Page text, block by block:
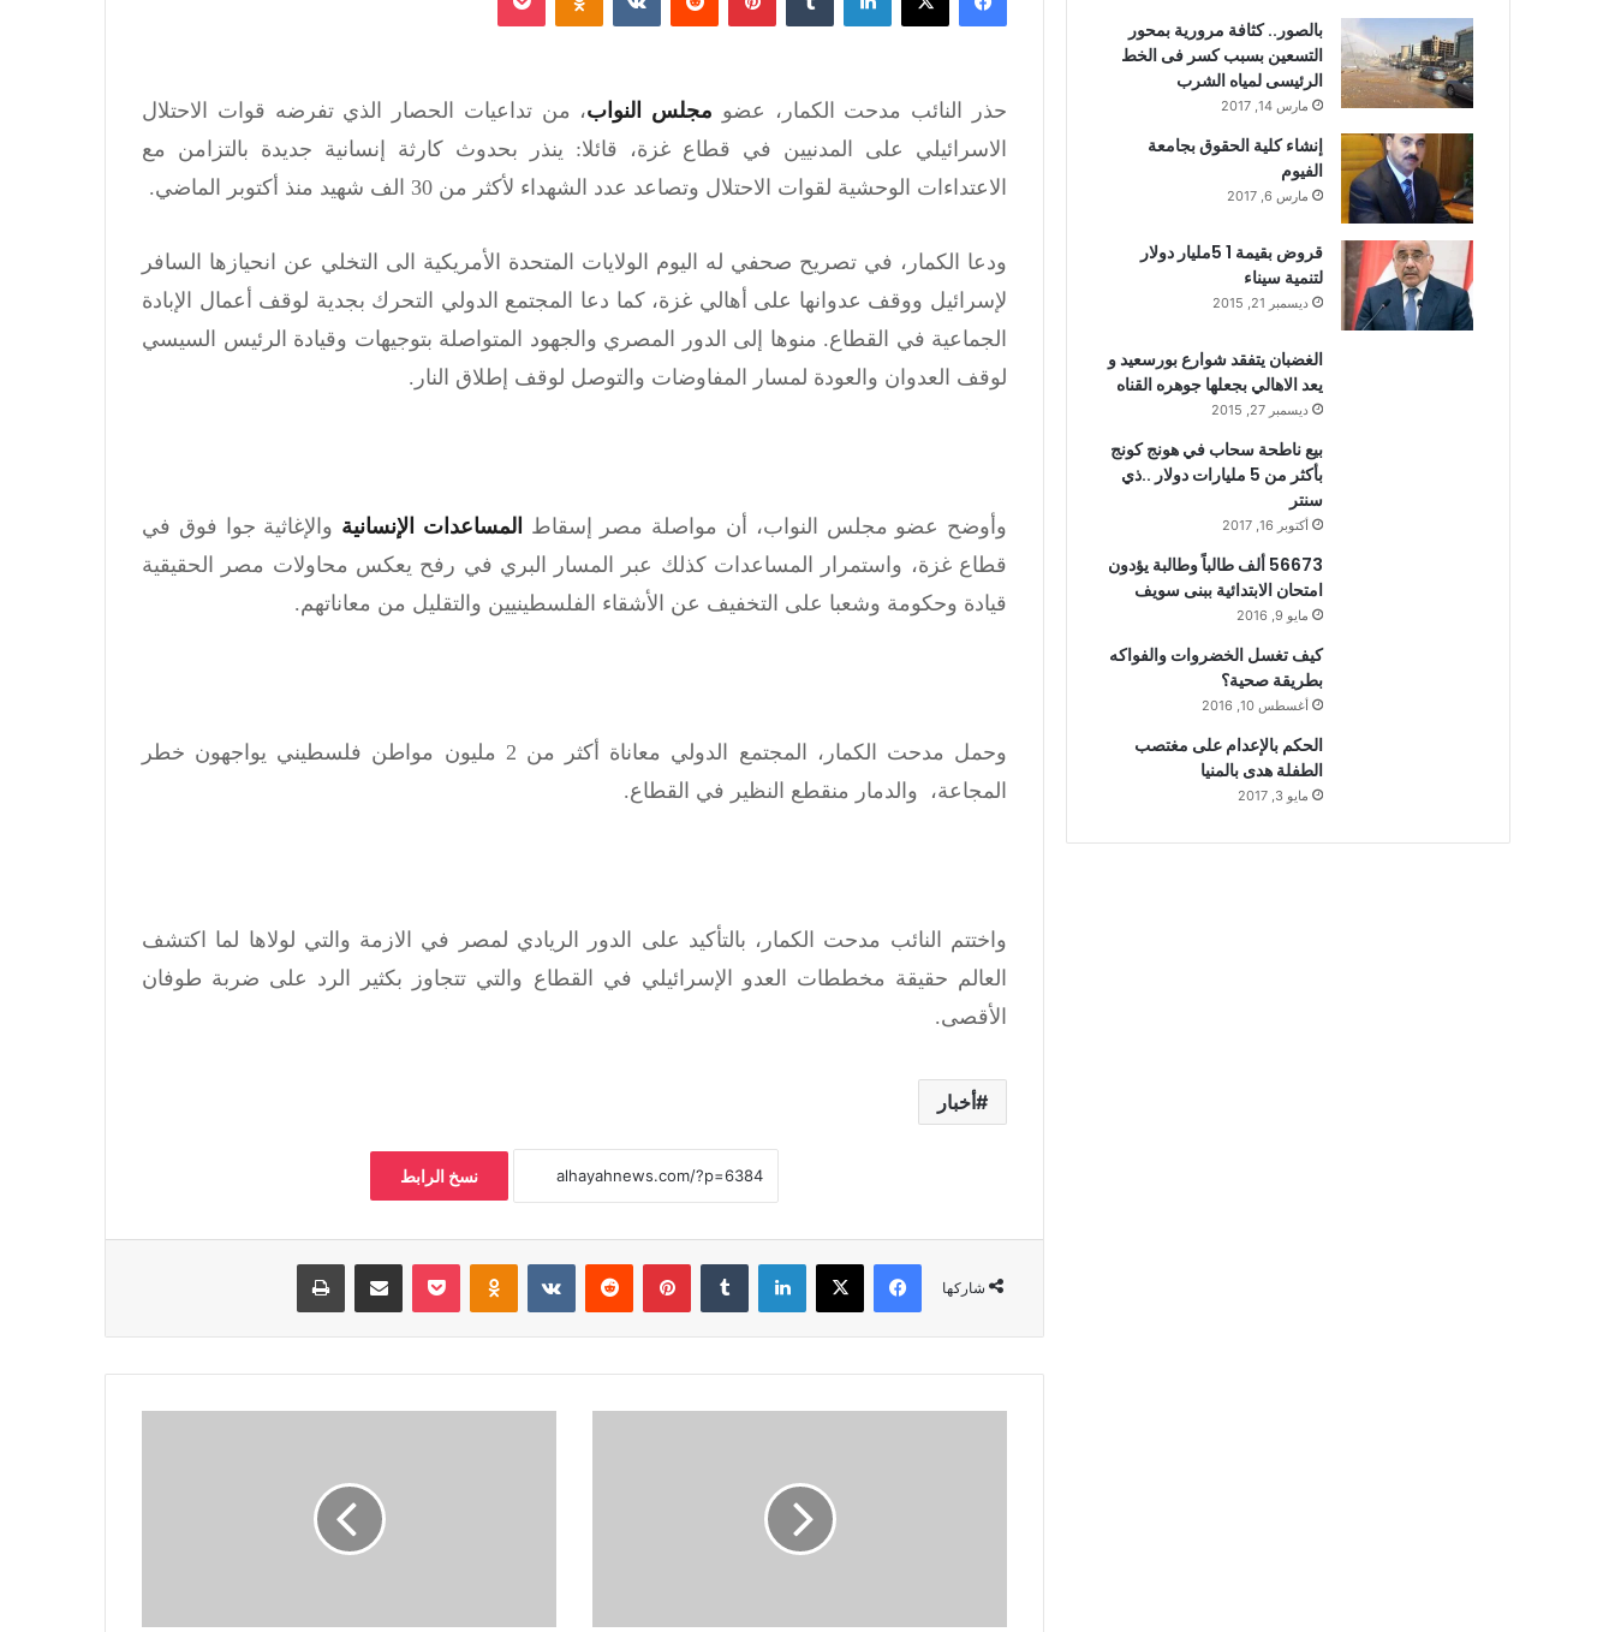
حذر النائب مدحت الكمار، عضو مجلس النواب، من تداعيات الحصار الذي تفرضه قوات الاحتلال
الاسرائيلي على المدنيين في قطاع غزة، قائلا: ينذر بحدوث كارثة إنسانية جديدة بالتزامن مع
الاعتداءات الوحشية لقوات الاحتلال وتصاعد عدد الشهداء لأكثر من 30 الف شهيد منذ أكتوبر الماضي.
ودعا الكمار، في تصريح صحفي له اليوم الولايات المتحدة الأمريكية الى التخلي عن انحيازها السافر
لإسرائيل ووقف عدوانها على أهالي غزة، كما دعا المجتمع الدولي التحرك بجدية لوقف أعمال الإبادة
الجماعية في القطاع. منوها إلى الدور المصري والجهود المتواصلة بتوجيهات وقيادة الرئيس السيسي
لوقف العدوان والعودة لمسار المفاوضات والتوصل لوقف إطلاق النار.
وأوضح عضو مجلس النواب، أن مواصلة مصر إسقاط المساعدات الإنسانية والإغاثية جوا فوق في
قطاع غزة، واستمرار المساعدات كذلك عبر المسار البري في رفح يعكس محاولات مصر الحقيقية
قيادة وحكومة وشعبا على التخفيف عن الأشقاء الفلسطينيين والتقليل من معاناتهم.
وحمل مدحت الكمار، المجتمع الدولي معاناة أكثر من 2 مليون مواطن فلسطيني يواجهون خطر
المجاعة، والدمار منقطع النظير في القطاع.
واختتم النائب مدحت الكمار، بالتأكيد على الدور الريادي لمصر في الازمة والتي لولاها لما اكتشف
العالم حقيقة مخططات العدو الإسرائيلي في القطاع والتي تتجاوز بكثير الرد على ضربة طوفان
الأقصى.
أخبار
نسخ الرابط
شاركها
فيسبوك لينكدإن بينتيريست بوكيت
بالصور.. كثافة مرورية بمحور
التسعين بسبب كسر فى الخط
الرئيسى لمياه الشرب
مارس 14, 2017
إنشاء كلية الحقوق بجامعة
الفيوم
مارس 6, 2017
قروض بقيمة 1 5مليار دولار
لتنمية سيناء
ديسمبر 21, 2015
الغضبان يتفقد شوارع بورسعيد و
يعد الاهالي بجعلها جوهره القناه
ديسمبر 27, 2015
بيع ناطحة سحاب في هونج كونج
بأكثر من 5 مليارات دولار ..ذي
سنتر
أكتوبر 16, 2017
56673 ألف طالباً وطالبة يؤدون
امتحان الابتدائية ببنى سويف
مايو 9, 2016
كيف تغسل الخضروات والفواكه
بطريقة صحية؟
أغسطس 10, 2016
الحكم بالإعدام على مغتصب
الطفلة هدى بالمنيا
مايو 3, 2017